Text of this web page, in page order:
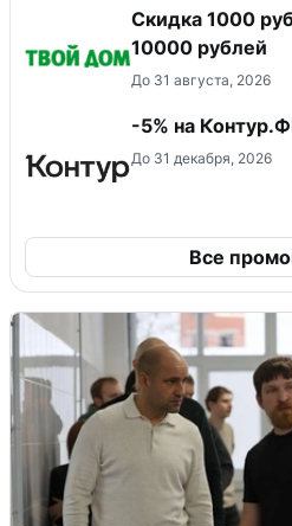
Скидка 1000
10000 рублей
До 31 августа, 2026
-5% на
До 31 декабря, 2026
Все